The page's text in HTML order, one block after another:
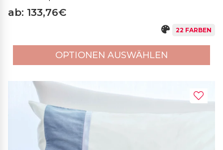
ab: 133,76€
22 FARBEN
OPTIONEN AUSWÄHLEN